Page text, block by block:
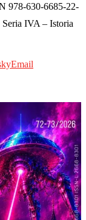
978-630-6685-22-
IVA – Istoria
Email